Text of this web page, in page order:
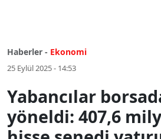
Haberler - Ekonomi
25 Eylül 2025 - 14:53
Yabancılar
yöneldi: 407,6